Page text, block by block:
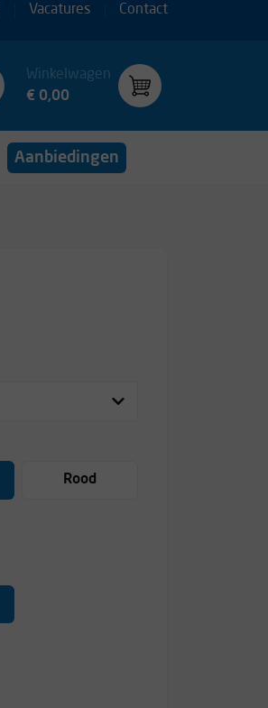
Vacatures Contact
Winkelwagen
€ 0,00
Aanbiedingen
Rood